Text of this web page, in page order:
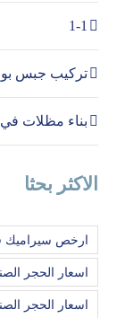
1-1
تركيب جبس بورد في
بناء مظلات في عجمان
الاكثر بحثا
ارخص سيراميك
اسعار الحجر
اسعار الحجر